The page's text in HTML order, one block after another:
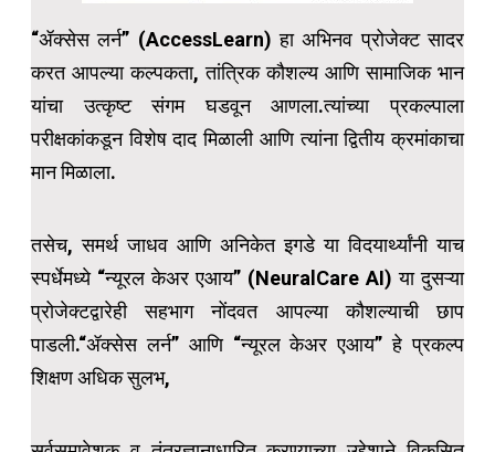
“ॲक्सेस लर्न” (AccessLearn) हा अभिनव प्रोजेक्ट सादर
करत आपल्या कल्पकता, तांत्रिक कौशल्य आणि सामाजिक भान
यांचा उत्कृष्ट संगम घडवून आणला.त्यांच्या प्रकल्पाला
परीक्षकांकडून विशेष दाद मिळाली आणि त्यांना द्वितीय क्रमांकाचा
मान मिळाला.
तसेच, समर्थ जाधव आणि अनिकेत इगडे या विदयार्थ्यांनी याच
स्पर्धेमध्ये “न्यूरल केअर एआय” (NeuralCare AI) या दुसऱ्या
प्रोजेक्टद्वारेही सहभाग नोंदवत आपल्या कौशल्याची छाप
पाडली.“ॲक्सेस लर्न” आणि “न्यूरल केअर एआय” हे प्रकल्प
शिक्षण अधिक सुलभ,